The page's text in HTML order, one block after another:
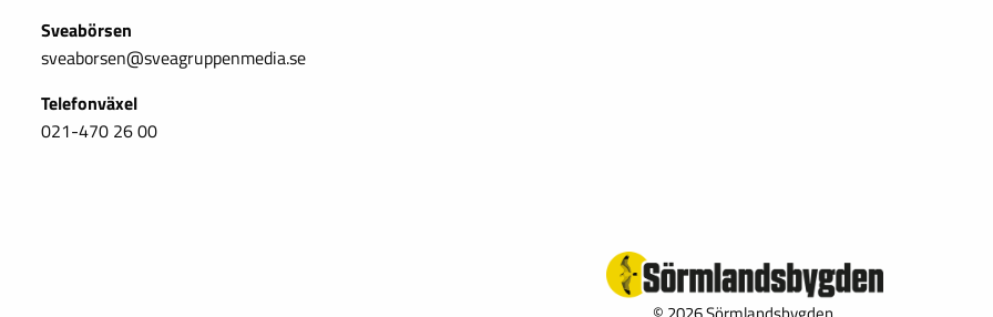
Sveabörsen
sveaborsen@sveagruppenmedia.se
Telefonväxel
021-470 26 00